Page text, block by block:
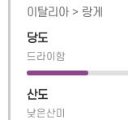
이탈리아 > 랑게
당도
드라이함
산도
낮은산미